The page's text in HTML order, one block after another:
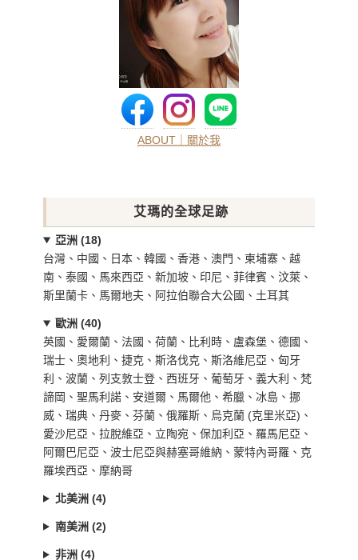
ABOUT｜關於我
艾瑪的全球足跡
亞洲 (18)
台灣、中國、日本、韓國、香港、澳門、柬埔寨、越
南、泰國、馬來西亞、新加坡、印尼、菲律賓、汶萊、
斯里蘭卡、馬爾地夫、阿拉伯聯合大公國、土耳其
歐洲 (40)
英國、愛爾蘭、法國、荷蘭、比利時、盧森堡、德國、
瑞士、奧地利、捷克、斯洛伐克、斯洛維尼亞、匈牙
利、波蘭、列支敦士登、西班牙、葡萄牙、義大利、梵
諦岡、聖馬利諾、安道爾、馬爾他、希臘、冰島、挪
威、瑞典、丹麥、芬蘭、俄羅斯、烏克蘭 (克里米亞)、
愛沙尼亞、拉脫維亞、立陶宛、保加利亞、羅馬尼亞、
阿爾巴尼亞、波士尼亞與赫塞哥維納、蒙特內哥羅、克
羅埃西亞、摩納哥
北美洲 (4)
南美洲 (2)
非洲 (4)